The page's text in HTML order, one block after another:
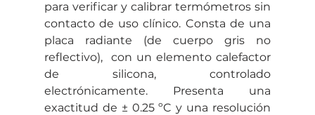
para verificar y calibrar termómetros sin
contacto de uso clínico. Consta de una
placa radiante (de cuerpo gris no
reflectivo),  con un elemento calefactor
de silicona, controlado
electrónicamente. Presenta una
exactitud de ± 0.25 ºC y una resolución